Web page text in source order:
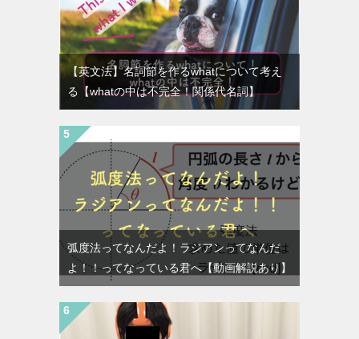
【英文法】名詞節を作るwhatについて考え
る【whatの中は不完全！関係代名詞】
弧度法ってなんだよ！ラジアンってなんだ
よ！！ってなっている君へ【動画解説あり】